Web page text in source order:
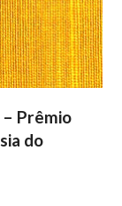
– Prêmio
do